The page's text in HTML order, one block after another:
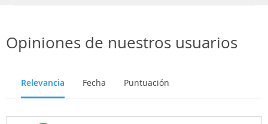
Opiniones de nuestros usuarios
Relevancia Fecha Puntuación